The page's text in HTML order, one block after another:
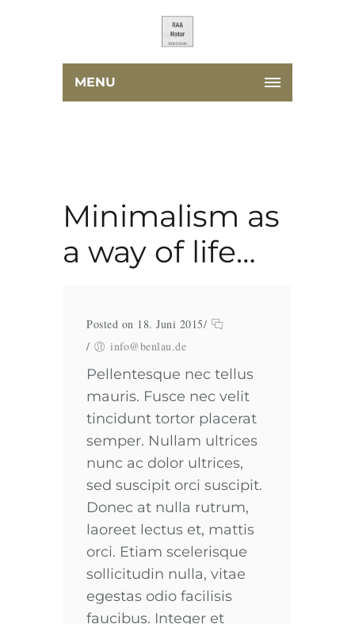
MENU
Minimalism as
a way of life…
Posted on 18. Juni 2015/
/
info@benlau.de
Pellentesque nec tellus
mauris. Fusce nec velit
tincidunt tortor placerat
semper. Nullam ultrices
nunc ac dolor ultrices,
sed suscipit orci suscipit.
Donec at nulla rutrum,
laoreet lectus et, mattis
orci. Etiam scelerisque
sollicitudin nulla, vitae
egestas odio facilisis
faucibus. Integer et